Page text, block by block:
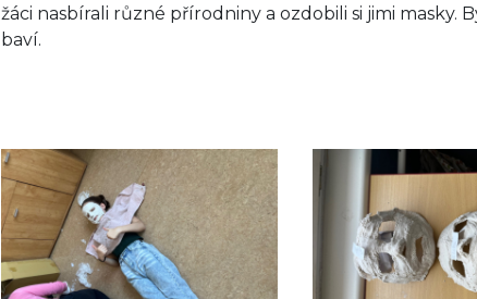
žáci nasbírali různé přírodniny a ozdobili si jimi masky.
baví.